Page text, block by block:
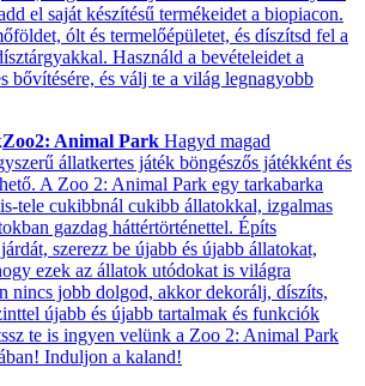
el saját készítésű termékeidet a biopiacon.
ólt és termelőépületet, és díszítsd fel a
Használd a bevételeidet a
bővítésére, és válj te a világ legnagyobb
Zoo2: Animal Park Hagyd magad
állatkertes játék böngészős játékként és
A Zoo 2: Animal Park egy tarkabarka
tele cukibbnál cukibb állatokkal, izgalmas
gazdag háttértörténettel. Építs
szerezz be újabb és újabb állatokat,
ezek az állatok utódokat is világra
nincs jobb dolgod, akkor dekorálj, díszíts,
újabb és újabb tartalmak és funkciók
te is ingyen velünk a Zoo 2: Animal Park
Induljon a kaland!